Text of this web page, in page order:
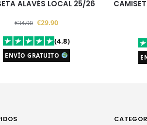
ALAVÉS LOCAL 25/26
€34.90 €29.90
(4.8)
ENVÍO GRATUITO